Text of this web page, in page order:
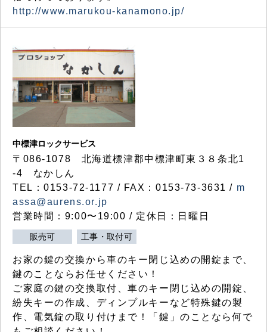
http://www.marukou-kanamono.jp/
中標津ロックサービス
〒086-1078 北海道標津郡中標津町東３８条北1
-4 なかしん
TEL：0153-72-1177 / FAX：0153-73-3631 / m
assa@aurens.or.jp
営業時間：9:00〜19:00 / 定休日：日曜日
販売可 工事・取付可
お家の鍵の交換から車のキー閉じ込めの開錠まで、
鍵のことならお任せください！
ご家庭の鍵の交換取付、車のキー閉じ込めの開錠、
紛失キーの作成、ディンプルキーなど特殊鍵の製
作、電気錠の取り付けまで！「鍵」のことなら何で